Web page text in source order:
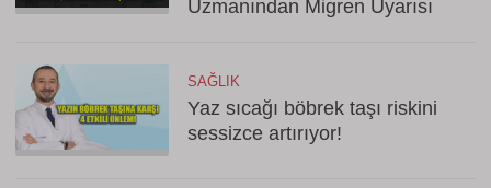
Uzmanından Migren Uyarısı
SAĞLIK
Yaz sıcağı böbrek taşı riskini
sessizce artırıyor!